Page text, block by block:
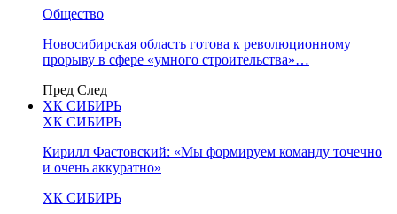
Общество
Новосибирская область готова к революционному
прорыву в сфере «умного строительства»…
Пред След
ХК СИБИРЬ
ХК СИБИРЬ
Кирилл Фастовский: «Мы формируем команду точечно
и очень аккуратно»
ХК СИБИРЬ